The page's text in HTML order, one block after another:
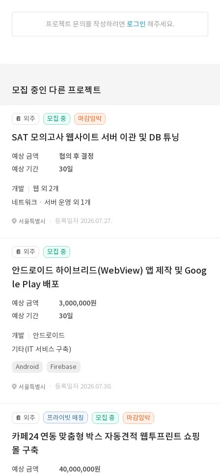
프로젝트 문의를 작성하려면 로그인 해주세요.
모집 중인 다른 프로젝트
📔 외주 모집 중 마감임박
SAT 모의고사 웹사이트 서버 이관 및 DB 튜닝
예상 금액
협의 후 결정
예상 기간
30일
개발
웹 외 2개
네트워크ㆍ서버 운영 외 1개
서울특별시 · 등록일자 2026.07.27.
📔 외주 모집 중
안드로이드 하이브리드(WebView) 앱 제작 및 Goog
le Play 배포
예상 금액
3,000,000원
예상 기간
30일
개발
안드로이드
기타(IT 서비스 구축)
Android Firebase
서울특별시 · 등록일자 2026.07.30.
📔 외주 프라이빗 매칭 모집 중 마감임박
카페24 연동 맞춤형 박스 자동견적 웹투프린트 쇼핑
몰 구축
예상 금액
40,000,000원